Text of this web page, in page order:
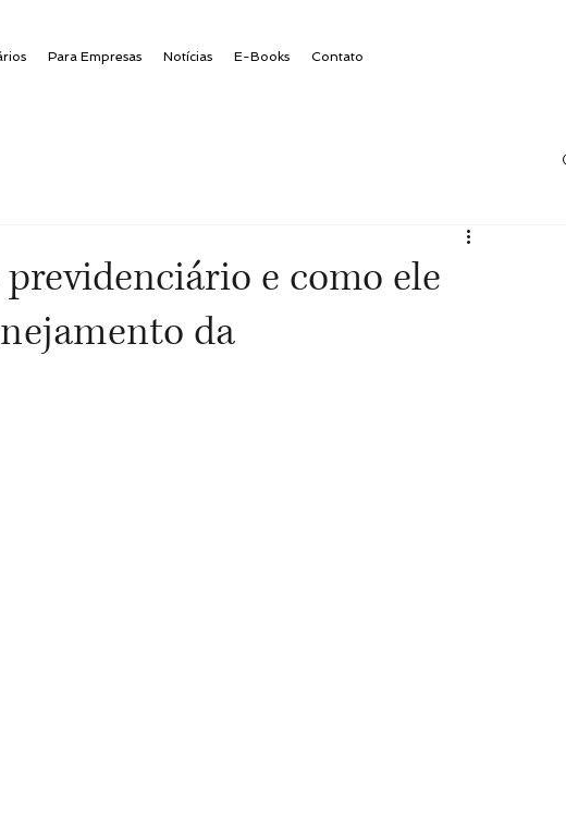
Para Empresas Notícias E-Books Contato
e como ele
da